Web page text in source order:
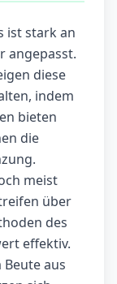
ist stark an
angepasst.
diese
indem
bieten
die
meist
über
des
effektiv.
aus